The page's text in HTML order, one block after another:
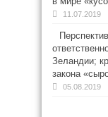
11.07.2019
Зеландии;
закона
05.08.2019